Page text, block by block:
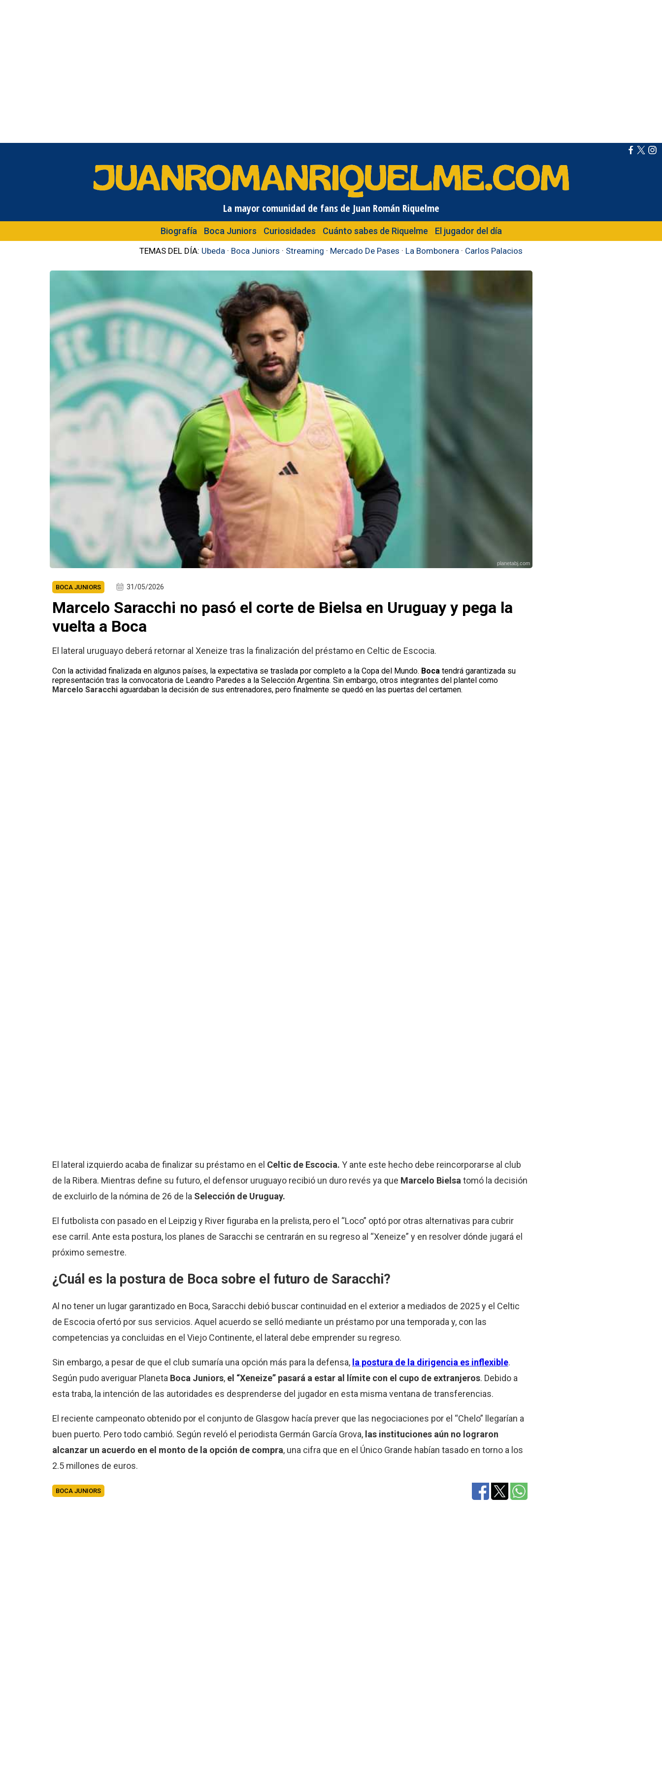
La mayor comunidad de fans de Juan Román Riquelme
Biografía Boca Juniors Curiosidades Cuánto sabes de Riquelme El jugador del día
TEMAS DEL DÍA: Ubeda · Boca Juniors · Streaming · Mercado De Pases · La Bombonera · Carlos Palacios
planetabj.com
BOCA JUNIORS 31/05/2026
Marcelo Saracchi no pasó el corte de Bielsa en Uruguay y pega la
vuelta a Boca
El lateral uruguayo deberá retornar al Xeneize tras la finalización del préstamo en Celtic de Escocia.
Con la actividad finalizada en algunos países, la expectativa se traslada por completo a la Copa del Mundo. Boca tendrá garantizada su
representación tras la convocatoria de Leandro Paredes a la Selección Argentina. Sin embargo, otros integrantes del plantel como
Marcelo Saracchiaguardaban la decisión de sus entrenadores, pero finalmente se quedó en las puertas del certamen.
El lateral izquierdo acaba de finalizar su préstamo en el Celtic de Escocia. Y ante este hecho debe reincorporarse al club
de la Ribera. Mientras define su futuro, el defensor uruguayo recibió un duro revés ya que Marcelo Bielsa tomó la decisión
de excluirlo de la nómina de 26 de la Selección de Uruguay.
El futbolista con pasado en el Leipzig y River figuraba en la prelista, pero el “Loco” optó por otras alternativas para cubrir
ese carril. Ante esta postura, los planes de Saracchi se centrarán en su regreso al “Xeneize” y en resolver dónde jugará el
próximo semestre.
¿Cuál es la postura de Boca sobre el futuro de Saracchi?
Al no tener un lugar garantizado en Boca, Saracchi debió buscar continuidad en el exterior a mediados de 2025 y el Celtic
de Escocia ofertó por sus servicios. Aquel acuerdo se selló mediante un préstamo por una temporada y, con las
competencias ya concluidas en el Viejo Continente, el lateral debe emprender su regreso.
Sin embargo, a pesar de que el club sumaría una opción más para la defensa, la postura de la dirigencia es inflexible.
Según pudo averiguar Planeta Boca Juniors, el “Xeneize” pasará a estar al límite con el cupo de extranjeros. Debido a
esta traba, la intención de las autoridades es desprenderse del jugador en esta misma ventana de transferencias.
El reciente campeonato obtenido por el conjunto de Glasgow hacía prever que las negociaciones por el “Chelo” llegarían a
buen puerto. Pero todo cambió. Según reveló el periodista Germán García Grova, las instituciones aún no lograron
alcanzar un acuerdo en el monto de la opción de compra, una cifra que en el Único Grande habían tasado en torno a los
2.5 millones de euros.
BOCA JUNIORS